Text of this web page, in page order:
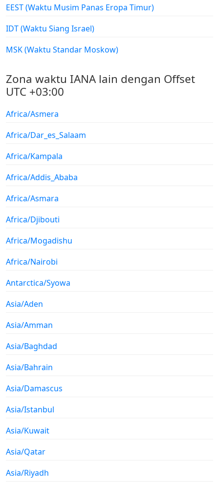
EEST (Waktu Musim Panas Eropa Timur)
IDT (Waktu Siang Israel)
MSK (Waktu Standar Moskow)
Zona waktu IANA lain dengan Offset
UTC +03:00
Africa/Asmera
Africa/Dar_es_Salaam
Africa/Kampala
Africa/Addis_Ababa
Africa/Asmara
Africa/Djibouti
Africa/Mogadishu
Africa/Nairobi
Antarctica/Syowa
Asia/Aden
Asia/Amman
Asia/Baghdad
Asia/Bahrain
Asia/Damascus
Asia/Istanbul
Asia/Kuwait
Asia/Qatar
Asia/Riyadh